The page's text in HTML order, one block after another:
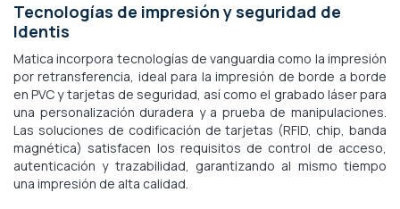
Tecnologías de impresión y seguridad de
Identis
Matica incorpora tecnologías de vanguardia como la impresión
por retransferencia, ideal para la impresión de borde a borde
en PVC y tarjetas de seguridad, así como el grabado láser para
una personalización duradera y a prueba de manipulaciones.
Las soluciones de codificación de tarjetas (RFID, chip, banda
magnética) satisfacen los requisitos de control de acceso,
autenticación y trazabilidad, garantizando al mismo tiempo
una impresión de alta calidad.